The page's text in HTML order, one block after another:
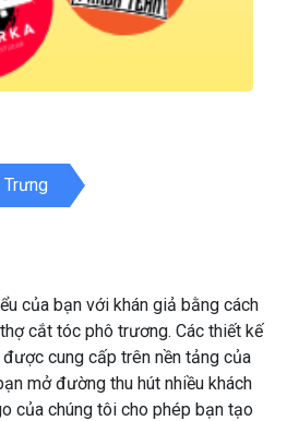
Trưng
của bạn với khán giả bằng cách
cắt tóc phô trương. Các thiết kế
cung cấp trên nền tảng của
mở đường thu hút nhiều khách
của chúng tôi cho phép bạn tạo